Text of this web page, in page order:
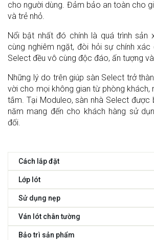
cho người dùng. Đảm bảo an toàn cho
và trẻ nhỏ.
Nổi bật nhất đó chính là quá trình sản
cùng nghiêm ngặt, đòi hỏi sự chính
Select đều vô cùng độc đáo, ấn tượng
Những lý do trên giúp sàn Select trở
vời cho mọi không gian từ phòng khách,
tắm. Tại Moduleo, sàn nhà Select được
năm mang đến cho khách hàng sử
đối.
Cách lắp đặt
Lớp lót
Sử dụng nẹp
Ván lót chân tường
Bảo trì sản phẩm